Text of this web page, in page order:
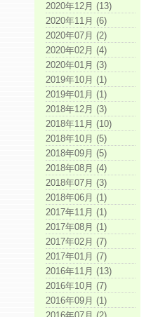
2020年12月 (13)
2020年11月 (6)
2020年07月 (2)
2020年02月 (4)
2020年01月 (3)
2019年10月 (1)
2019年01月 (1)
2018年12月 (3)
2018年11月 (10)
2018年10月 (5)
2018年09月 (5)
2018年08月 (4)
2018年07月 (3)
2018年06月 (1)
2017年11月 (1)
2017年08月 (1)
2017年02月 (7)
2017年01月 (7)
2016年11月 (13)
2016年10月 (7)
2016年09月 (1)